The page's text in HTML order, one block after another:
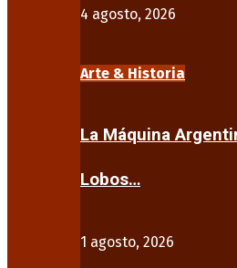
4 agosto, 2026
Arte & Historia
La Máquina
Lobos…
1 agosto, 2026